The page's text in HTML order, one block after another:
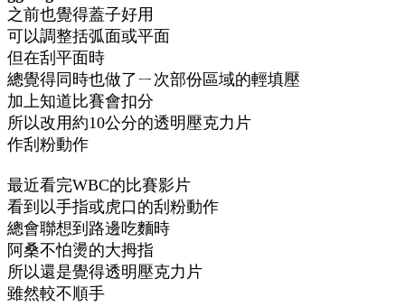
之前也覺得蓋子好用
可以調整括弧面或平面
但在刮平面時
總覺得同時也做了ㄧ次部份區域的輕填壓
加上知道比賽會扣分
所以改用約10公分的透明壓克力片
作刮粉動作
最近看完WBC的比賽影片
看到以手指或虎口的刮粉動作
總會聯想到路邊吃麵時
阿桑不怕燙的大拇指
所以還是覺得透明壓克力片
雖然較不順手